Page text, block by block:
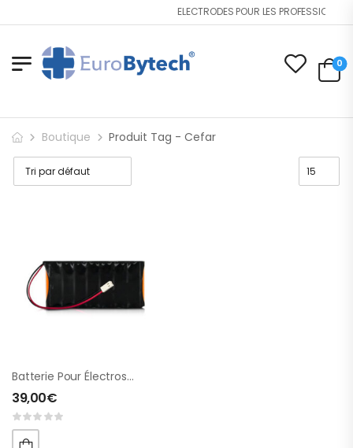
ELECTRODES POUR LES PROFESSIONNELS
0
Boutique Produit Tag - Cefar
Batterie Pour Électrostimulateurs
39,00€